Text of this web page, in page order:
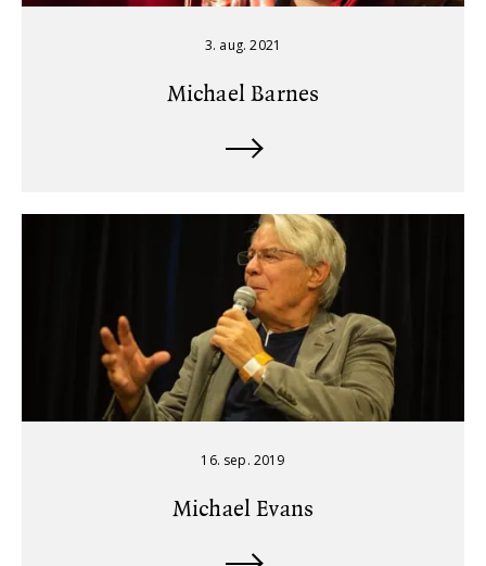
3. aug. 2021
Michael Barnes
16. sep. 2019
Michael Evans